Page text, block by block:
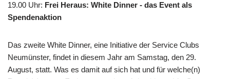
19.00 Uhr: Frei Heraus: White Dinner - das Event als
Spendenaktion
Das zweite White Dinner, eine Initiative der Service Clubs
Neumünster, findet in diesem Jahr am Samstag, den 29.
August, statt. Was es damit auf sich hat und für welche(n)